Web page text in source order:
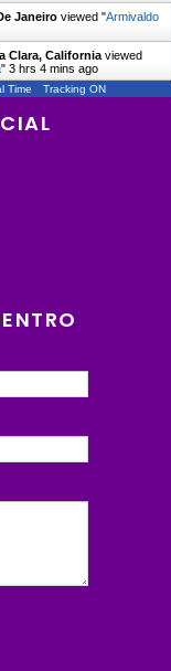
Janeiro viewed "Armivaldo
Clara, California viewed
"3 hrs 4 mins ago
Time Tracking ON